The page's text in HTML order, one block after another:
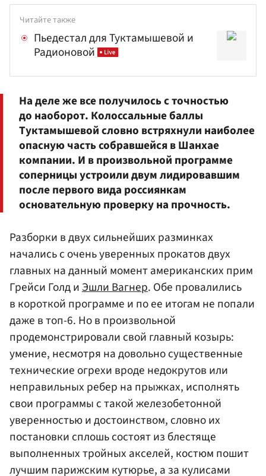
Читайте также
Пьедестал для Туктамышевой и
Радионовой
На деле же все получилось с точностью
до наоборот. Колоссальные баллы
Туктамышевой словно встряхнули наиболее
опасную часть собравшейся в Шанхае
компании. И в произвольной программе
соперницы устроили двум лидировавшим
после первого вида россиянкам
основательную проверку на прочность.
Разборки в двух сильнейших разминках
начались с очень уверенных прокатов двух
главных на данный момент американских прим
Грейси Голд иЭшли Вагнер. Обе провалились
в короткой программе и по ее итогам не попали
даже в топ-6. Но в произвольной
продемонстрировали свой главный козырь:
умение, несмотря на довольно существенные
технические огрехи вроде недокрутов или
неправильных ребер на прыжках, исполнять
свои программы с такой железобетонной
уверенностью и достоинством, словно их
постановки сплошь состоят из блестяще
выполненных тройных акселей, костюм пошит
лучшим парижским кутюрье, а за кулисами